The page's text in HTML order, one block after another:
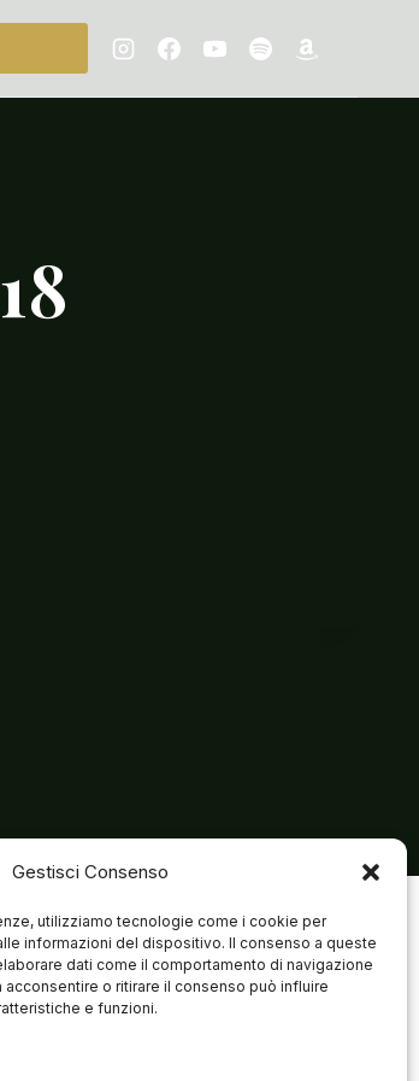
Gestisci Consenso
utilizziamo tecnologie come i cookie per
informazioni del dispositivo. Il consenso a queste
dati come il comportamento di navigazione
acconsentire o ritirare il consenso può influire
e funzioni.